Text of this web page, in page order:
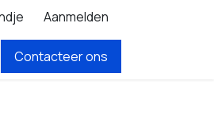
Aanmelden
Contacteer ons